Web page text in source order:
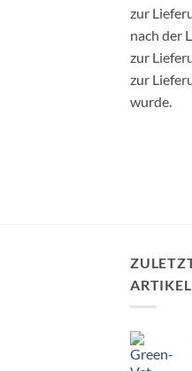
zur
nach der
zur
zur
wurde.
ARTIKEL